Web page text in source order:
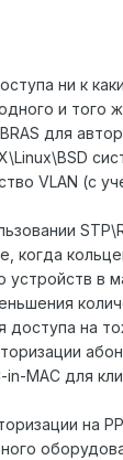
ни к
и того
для
VLAN (с
в
на
MAC для
на